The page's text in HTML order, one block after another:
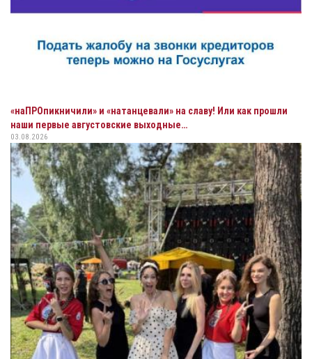
«наПРОпикничили» и «натанцевали» на славу! Или как прошли
наши первые августовские выходные…
03.08.2026